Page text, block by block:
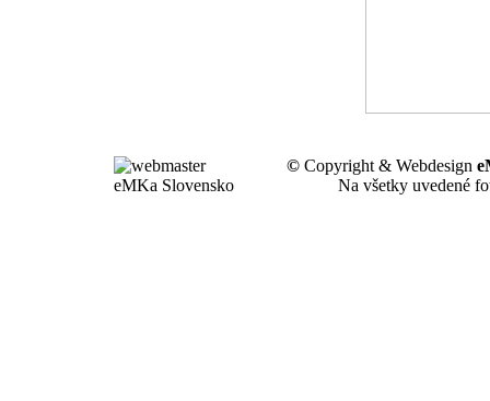
© Copyright & Webdesign
Na všetky uvedené